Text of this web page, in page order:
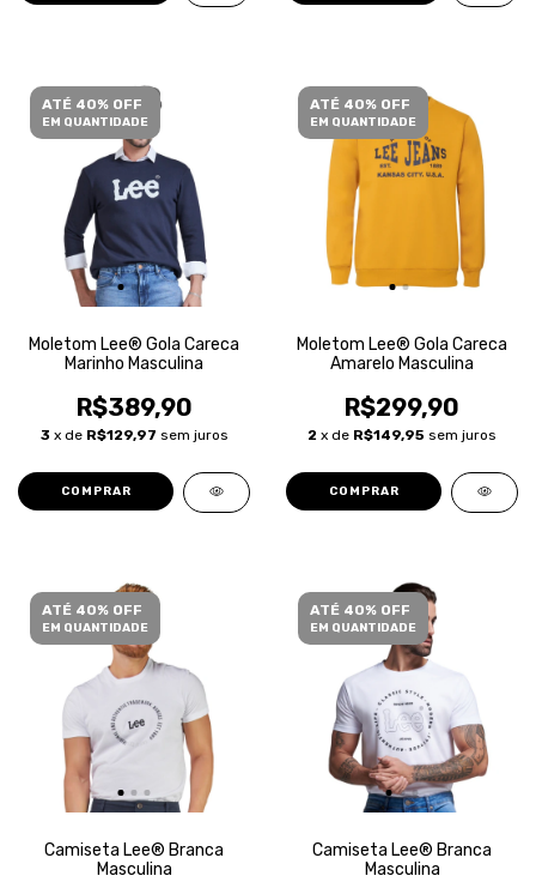
ATÉ 40% OFF
EM QUANTIDADE
Moletom Lee® Gola Careca
Marinho Masculina
R$389,90
3 x de R$129,97 sem juros
COMPRAR
ATÉ 40% OFF
EM QUANTIDADE
Moletom Lee® Gola Careca
Amarelo Masculina
R$299,90
2 x de R$149,95 sem juros
COMPRAR
ATÉ 40% OFF
EM QUANTIDADE
Camiseta Lee® Branca
Masculina
ATÉ 40% OFF
EM QUANTIDADE
Camiseta Lee® Branca
Masculina